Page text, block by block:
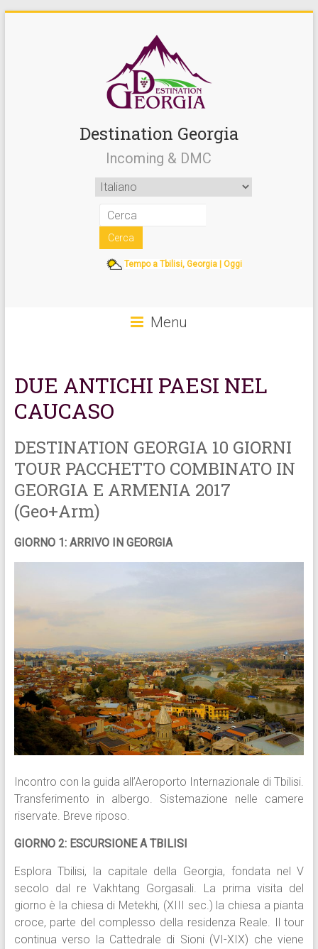
Destination Georgia
Incoming & DMC
Tempo a Tbilisi, Georgia | Oggi
Menu
DUE ANTICHI PAESI NEL
CAUCASO
DESTINATION GEORGIA 10 GIORNI
TOUR PACCHETTO COMBINATO IN
GEORGIA E ARMENIA 2017
(Geo+Arm)
GIORNO 1: ARRIVO IN GEORGIA
Incontro con la guida all’Aeroporto Internazionale di Tbilisi.
Transferimento in albergo. Sistemazione nelle camere
riservate. Breve riposo.
GIORNO 2: ESCURSIONE A TBILISI
Esplora Tbilisi, la capitale della Georgia, fondata nel V
secolo dal re Vakhtang Gorgasali. La prima visita del
giorno è la chiesa di Metekhi, (XIII sec.) la chiesa a pianta
croce, parte del complesso della residenza Reale. Il tour
continua verso la Cattedrale di Sioni (VI-XIX) che viene